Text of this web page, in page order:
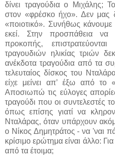
δίνει τραγούδια ο Μιχάλης;
στον «φρέσκο ήχο». Δεν μας
«ποιοτικό». Συνήθως κάνουμε
εκεί. Στην προσπάθεια να
προκοπής, επιστρατεύονται
τραγουδιών ηλικίας τριών
ανέκδοτα τραγούδια από τα
τελευταίος δίσκος του
είχε μείνει απ’ έξω από το
Αποσιωπώ τις εύλογες
τραγούδι που οι συντελεστές
όπως επίσης γιατί να
Νταλάρας, όταν υπάρχουν
ο Νίκος Δημητράτος - να 'ναι
κρίσιμο ερώτημα είναι άλλο:
από τα έτοιμα;